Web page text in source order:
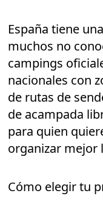
España tiene
muchos no
campings
nacionales con
de rutas de
de acampada
para quien
organizar mejor
Cómo elegir tu